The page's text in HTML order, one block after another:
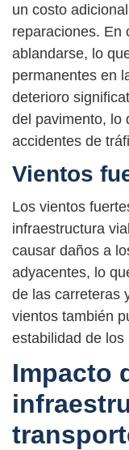
un costo
reparaciones. En
ablandarse, lo
permanentes en
deterioro
del pavimento, lo
accidentes de
Vientos
Los vientos
infraestructura
causar daños a
adyacentes, lo
de las carreteras
vientos también
estabilidad de los
Impacto